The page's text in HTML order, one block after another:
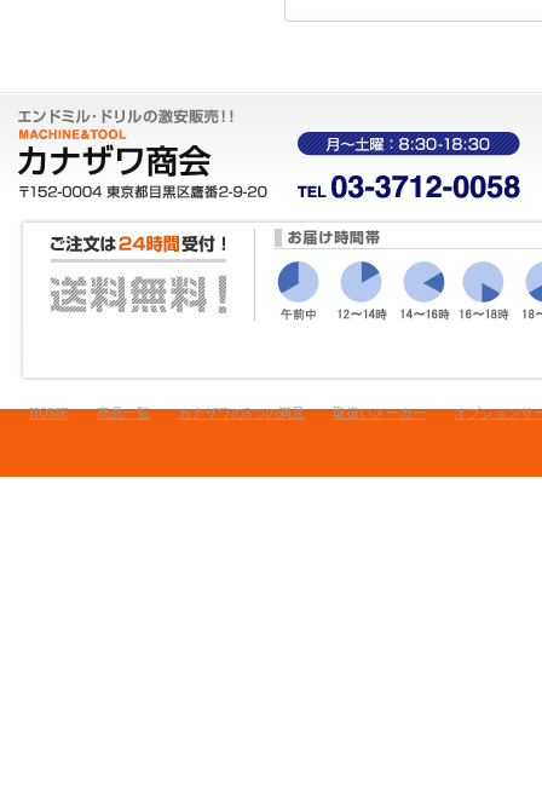
HOME 商品一覧 カナザワの3つの満足 取扱いメーカー オプションサ